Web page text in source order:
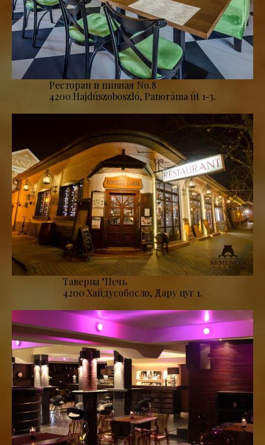
Ресторан и пивная No.8
4200 Hajdúszoboszló, Panoráma út 1-3.
Таверна "Печь
4200 Хайдусобосло, Дару цуг 1.